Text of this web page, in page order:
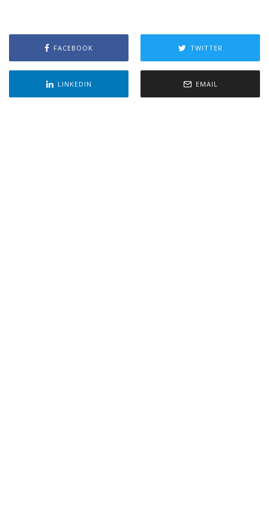
FACEBOOK TWITTER
LINKEDIN EMAIL